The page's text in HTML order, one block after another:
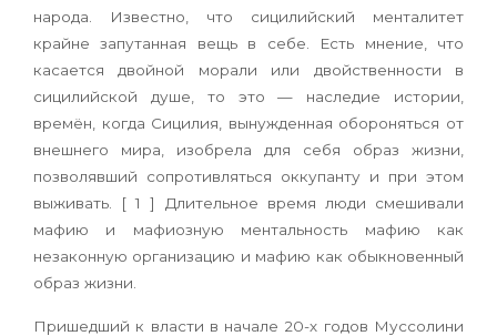
народа. Известно, что сицилийский менталитет
крайне запутанная вещь в себе. Есть мнение, что
касается двойной морали или двойственности в
сицилийской душе, то это — наследие истории,
времён, когда Сицилия, вынужденная обороняться от
внешнего мира, изобрела для себя образ жизни,
позволявший сопротивляться оккупанту и при этом
выживать. [ 1 ] Длительное время люди смешивали
мафию и мафиозную ментальность мафию как
незаконную организацию и мафию как обыкновенный
образ жизни.
Пришедший к власти в начале 20-х годов Муссолини